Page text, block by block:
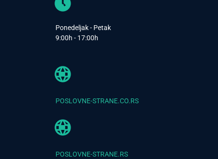
Ponedeljak - Petak
9:00h - 17:00h
POSLOVNE-STRANE.CO.RS
POSLOVNE-STRANE.RS